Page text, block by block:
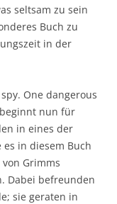
seltsam zu sein
Buch zu
in der
One dangerous
nun für
in eines der
in diesem Buch
Grimms
Dabei befreunden
sie geraten in